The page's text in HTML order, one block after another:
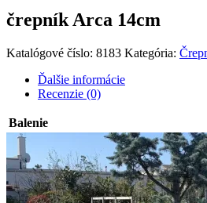
črepník Arca 14cm
Katalógové číslo: 8183 Kategória:
Ďalšie informácie
Recenzie (0)
Balenie